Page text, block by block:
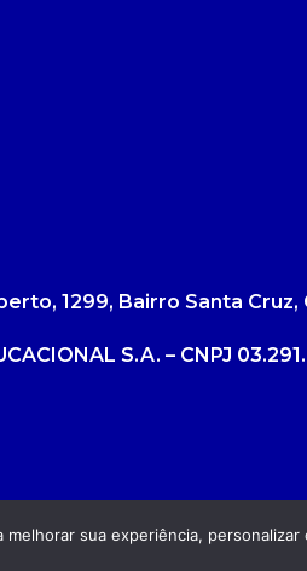
1299, Bairro Santa Cruz,
S.A. – CNPJ
reservados.
melhorar sua experiência,